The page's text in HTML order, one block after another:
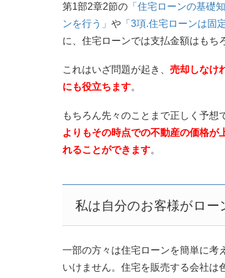
第1部2章2節の 「住宅ローンの基礎知
ンを行う」 や 「3項.住宅ローンは固
に、住宅ローンでは支払金額はもち
これはいざ問題が起き、 売却しなけ
にも役立ちます。
もちろん先々のことまで正しく予想
よりもその時点での不動産の価格が
れることができます。
私は自分のお客様がロ
一部の方々は住宅ローンを簡単に考
いけません。住宅を販売する会社は